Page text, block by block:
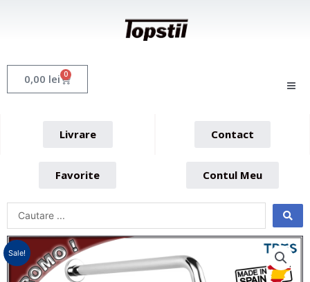
0,00 lei 0 Cart
Livrare Contact
Favorite Contul Meu
Sale!